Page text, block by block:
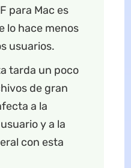
para Mac es
lo hace menos
usuarios.
tarda un poco
de gran
a la
y a la
con esta